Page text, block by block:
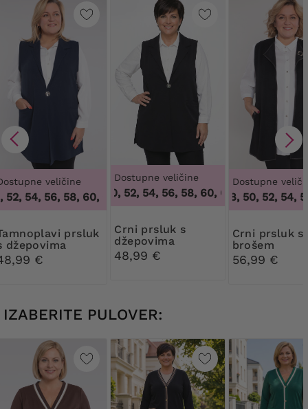
veličine
54, 56, 58, 60, 62, 64,48, 50, 52, 54, 56, 58, 60, 62, 64
džepovima
€
Dostupne veličine
48, 50, 52, 54, 56, 58, 60, 62, 64,48, 50,
Crni prsluk s
džepovima
48,99 €
Dostupne
46, 48, 50, 52, 54,
Crni prsluk s
brošem
56,99 €
IZABERITE PULOVER: